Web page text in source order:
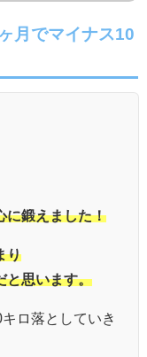
月でマイナス10
に鍛えました！
り
と思います。
ロ落としていき